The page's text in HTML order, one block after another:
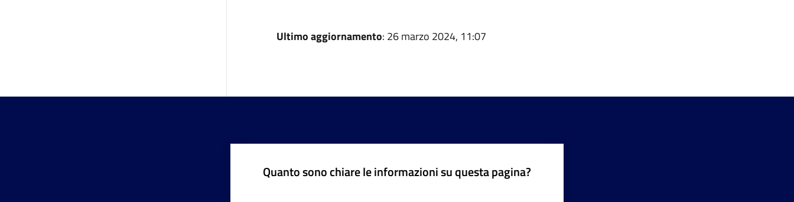
Ultimo aggiornamento: 26 marzo 2024, 11:07
Quanto sono chiare le informazioni su questa pagina?